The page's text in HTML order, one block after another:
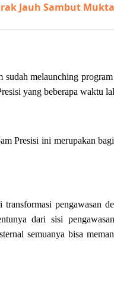
Jauh Sambut
melaunching
yang beberapa waktu
Presisi ini merupakan
pengawasan
dari sisi
semuanya bisa